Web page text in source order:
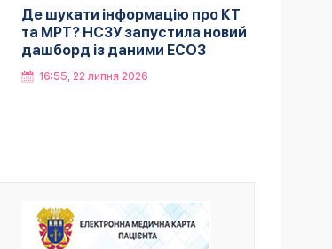
Де шукати інформацію про КТ
та МРТ? НСЗУ запустила новий
дашборд із даними ЕСОЗ
16:55, 22 липня 2026